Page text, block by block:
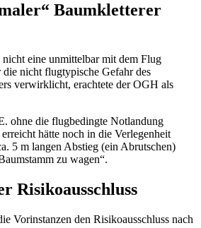
Baumkletterer
nicht eine unmittelbar mit dem Flug
die nicht flugtypische Gefahr des
verwirklicht, erachtete der OGH als
ohne die flugbedingte Notlandung
hätte noch in die Verlegenheit
5 m langen Abstieg (ein Abrutschen)
zu wagen“.
Risikoausschluss
Vorinstanzen den Risikoausschluss nach